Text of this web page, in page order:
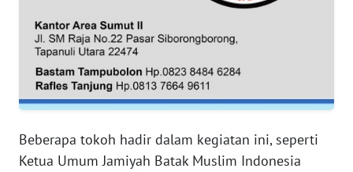
Beberapa tokoh hadir dalam kegiatan ini, seperti
Ketua Umum Jamiyah Batak Muslim Indonesia
PAPUA
BARAT
WN
RIAU
WN
SERAMBI